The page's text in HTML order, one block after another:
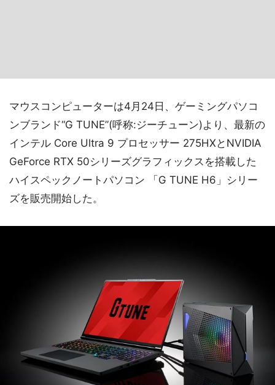
マウスコンピューターは4月24日、ゲーミングパソコ
ンブランド“G TUNE”(呼称:ジーチューン)より、最新の
インテル Core Ultra 9 プロセッサー 275HXとNVIDIA
GeForce RTX 50シリーズグラフィックスを搭載した
ハイスペックノートパソコン 「G TUNE H6」シリー
ズを販売開始した。